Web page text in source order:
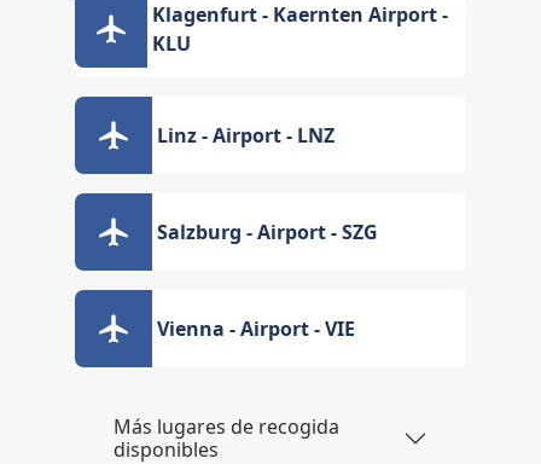
Klagenfurt - Kaernten Airport -
KLU
Linz - Airport - LNZ
Salzburg - Airport - SZG
Vienna - Airport - VIE
Más lugares de recogida
disponibles